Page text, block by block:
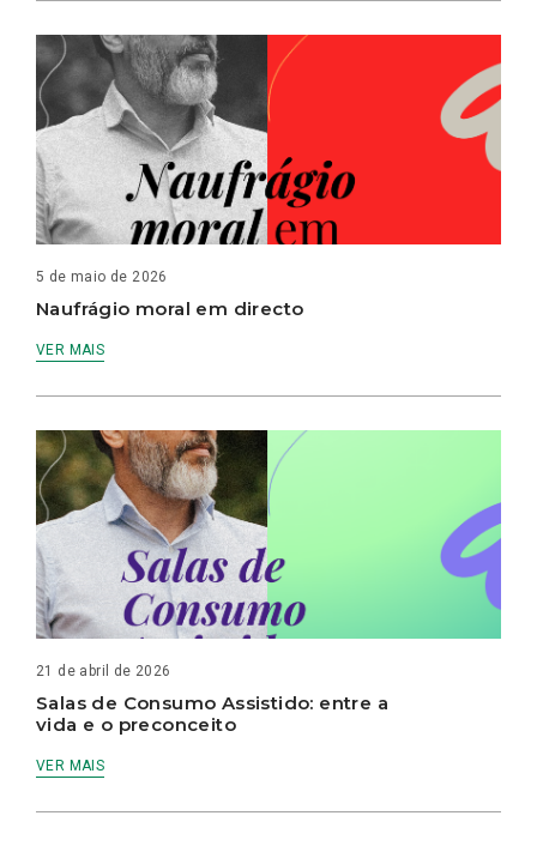
5 de maio de 2026
Naufrágio moral em directo
VER MAIS
21 de abril de 2026
Salas de Consumo Assistido: entre a
vida e o preconceito
VER MAIS